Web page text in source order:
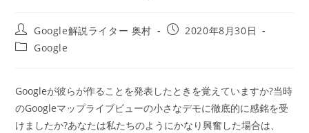
投
稿
者:
Google解説ライター 奥村
投
2020年8月30日
投
テ
ゴ
リ
ー:
Google
Googleが彼らが作ることを発表したときを覚えていますか?当時
のGoogleマップライブビューの小さなデモに徹底的に感銘を受
けましたか?あなたは私たちのようにかなり興奮した場合は、